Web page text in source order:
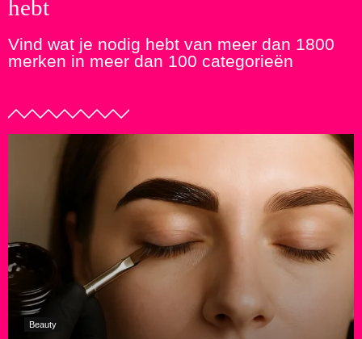
hebt
Vind wat je nodig hebt van meer dan 1800
merken in meer dan 100 categorieën
Beauty